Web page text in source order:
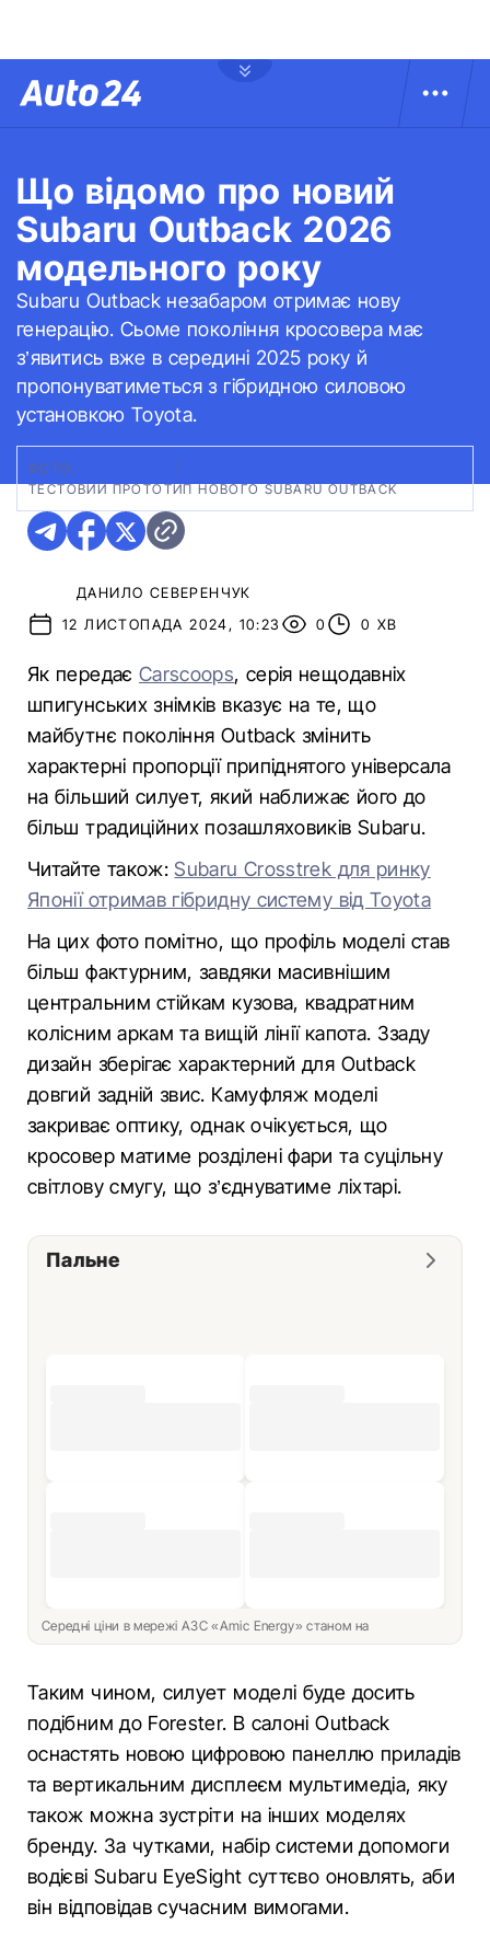
Що відомо про новий
Subaru Outback 2026
модельного року
Subaru Outback незабаром отримає нову
генерацію. Сьоме покоління кросовера має
з’явитись вже в середині 2025 року й
пропонуватиметься з гібридною силовою
установкою Toyota.
ФОТО:
ТЕСТОВИЙ ПРОТОТИП НОВОГО SUBARU OUTBACK
ДАНИЛО СЕВЕРЕНЧУК
12 ЛИСТОПАДА 2024, 10:23
0 0 ХВ
Як передає Carscoops, серія нещодавніх
шпигунських знімків вказує на те, що
майбутнє покоління Outback змінить
характерні пропорції припіднятого універсала
на більший силует, який наближає його до
більш традиційних позашляховиків Subaru.
Читайте також:Subaru Crosstrek для ринку
Японії отримав гібридну систему від Toyota
На цих фото помітно, що профіль моделі став
більш фактурним, завдяки масивнішим
центральним стійкам кузова, квадратним
колісним аркам та вищій лінії капота. Ззаду
дизайн зберігає характерний для Outback
довгий задній звис. Камуфляж моделі
закриває оптику, однак очікується, що
кросовер матиме розділені фари та суцільну
світлову смугу, що з’єднуватиме ліхтарі.
Пальне
Середні ціни в мережі АЗС «Amic Energy» станом на
Таким чином, силует моделі буде досить
подібним до Forester. В салоні Outback
оснастять новою цифровою панеллю приладів
та вертикальним дисплеєм мультимедіа, яку
також можна зустріти на інших моделях
бренду. За чутками, набір системи допомоги
водієві Subaru EyeSight суттєво оновлять, аби
він відповідав сучасним вимогами.